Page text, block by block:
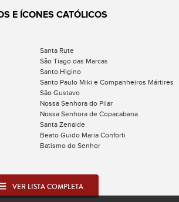
E ÍCONES CATÓLICOS
Santa Rute
São Tiago das Marcas
Santo Higino
Santo Paulo Miki e Companheiros Mártires
São Gustavo
Nossa Senhora do Pilar
Nossa Senhora de Copacabana
Santa Zenaide
Beato Guido Maria Conforti
Batismo do Senhor
VER LISTA COMPLETA